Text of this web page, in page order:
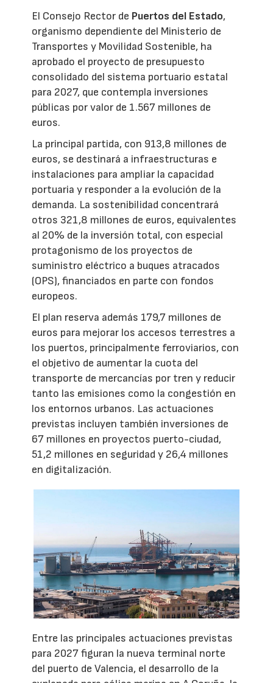
El Consejo Rector de Puertos del Estado,
organismo dependiente del Ministerio de
Transportes y Movilidad Sostenible, ha
aprobado el proyecto de presupuesto
consolidado del sistema portuario estatal
para 2027, que contempla inversiones
públicas por valor de 1.567 millones de
euros.
La principal partida, con 913,8 millones de
euros, se destinará a infraestructuras e
instalaciones para ampliar la capacidad
portuaria y responder a la evolución de la
demanda. La sostenibilidad concentrará
otros 321,8 millones de euros, equivalentes
al 20% de la inversión total, con especial
protagonismo de los proyectos de
suministro eléctrico a buques atracados
(OPS), financiados en parte con fondos
europeos.
El plan reserva además 179,7 millones de
euros para mejorar los accesos terrestres a
los puertos, principalmente ferroviarios, con
el objetivo de aumentar la cuota del
transporte de mercancías por tren y reducir
tanto las emisiones como la congestión en
los entornos urbanos. Las actuaciones
previstas incluyen también inversiones de
67 millones en proyectos puerto-ciudad,
51,2 millones en seguridad y 26,4 millones
en digitalización.
Entre las principales actuaciones previstas
para 2027 figuran la nueva terminal norte
del puerto de Valencia, el desarrollo de la